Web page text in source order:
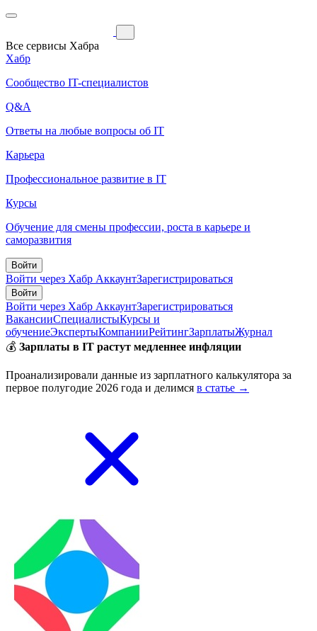
Все сервисы Хабра
Хабр
Сообщество IT-специалистов
Q&A
Ответы на любые вопросы об IT
Карьера
Профессиональное развитие в IT
Курсы
Обучение для смены профессии, роста в карьере и
саморазвития
Войти
Войти через Хабр АккаунтЗарегистрироваться
Войти
Войти через Хабр АккаунтЗарегистрироваться
ВакансииСпециалистыКурсы и
обучениеЭкспертыКомпанииРейтингЗарплатыЖурнал
💰 Зарплаты в IT растут медленнее инфляции
Проанализировали данные из зарплатного калькулятора за
первое полугодие 2026 года и делимся в статье →